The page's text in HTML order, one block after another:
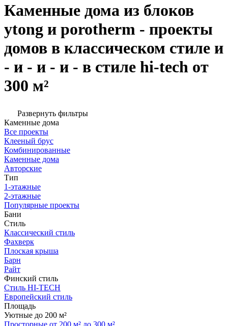
Каменные дома из блоков
ytong и porotherm - проекты
домов в классическом стиле и
- и - и - и - в стиле hi-tech от
300 м²
Развернуть фильтры
Каменные дома
Все проекты
Клееный брус
Комбинированные
Каменные дома
Авторские
Тип
1-этажные
2-этажные
Популярные проекты
Бани
Стиль
Классический стиль
Фахверк
Плоская крыша
Барн
Райт
Финский стиль
Стиль HI-TECH
Европейский стиль
Площадь
Уютные до 200 м²